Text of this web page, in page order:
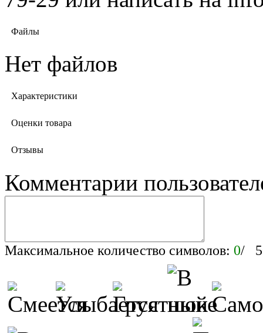
Файлы
Нет файлов
Характеристики
Оценки товара
Отзывы
Комментарии
Максимальное количество символов: 0/